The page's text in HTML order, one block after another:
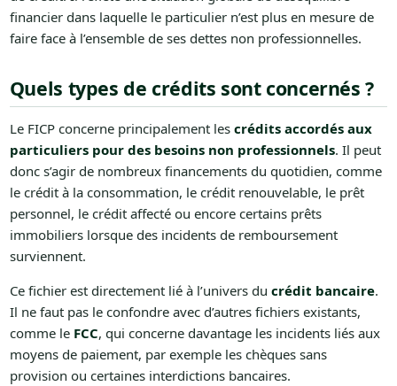
financier dans laquelle le particulier n’est plus en mesure de
faire face à l’ensemble de ses dettes non professionnelles.
Quels types de crédits sont concernés ?
Le FICP concerne principalement les crédits accordés aux
particuliers pour des besoins non professionnels. Il peut
donc s’agir de nombreux financements du quotidien, comme
le crédit à la consommation, le crédit renouvelable, le prêt
personnel, le crédit affecté ou encore certains prêts
immobiliers lorsque des incidents de remboursement
surviennent.
Ce fichier est directement lié à l’univers du crédit bancaire.
Il ne faut pas le confondre avec d’autres fichiers existants,
comme le FCC, qui concerne davantage les incidents liés aux
moyens de paiement, par exemple les chèques sans
provision ou certaines interdictions bancaires.